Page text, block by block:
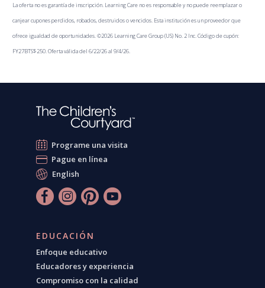
La oferta no es garantía de inscripción. Learning Care no es responsable y no puede reemplazar o
canjear cupones perdidos, robados, destruidos o vencidos. Esta institución es un proveedor que
ofrece igualdad de oportunidades. ©2026 Learning Care Group (US) No. 2 Inc. Código de cupón:
FY27BTS$250. Oferta válida del 6/22/26 al 9/4/26.
Programe una visita
Pague en línea
English
EDUCACIÓN
Enfoque educativo
Educadores y experiencia
Compromiso con la calidad